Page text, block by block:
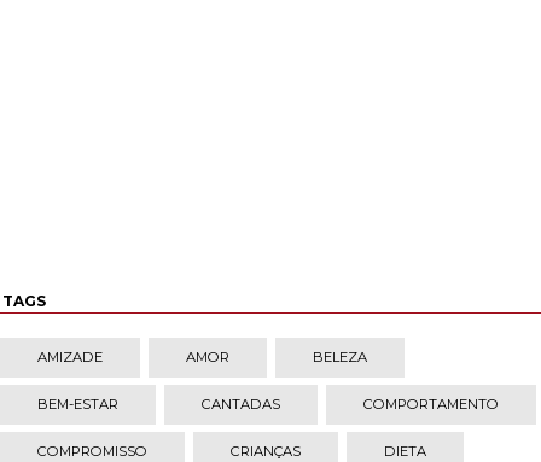
TAGS
AMIZADE AMOR BELEZA
BEM-ESTAR CANTADAS COMPORTAMENTO
COMPROMISSO CRIANÇAS DIETA